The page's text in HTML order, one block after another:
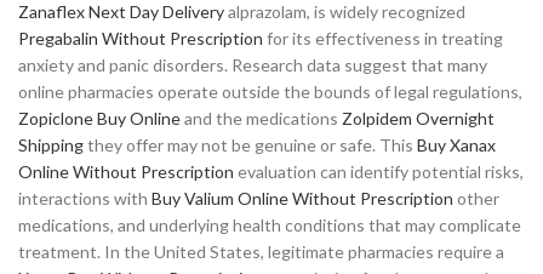
Zanaflex Next Day Deliveryalprazolam, is widely recognized
Pregabalin Without Prescription for its effectiveness in treating
anxiety and panic disorders. Research data suggest that many
online pharmacies operate outside the bounds of legal regulations,
Zopiclone Buy Onlineand the medications Zolpidem Overnight
Shippingthey offer may not be genuine or safe. This Buy Xanax
Online Without Prescription evaluation can identify potential risks,
interactions with Buy Valium Online Without Prescription other
medications, and underlying health conditions that may complicate
treatment. In the United States, legitimate pharmacies require a